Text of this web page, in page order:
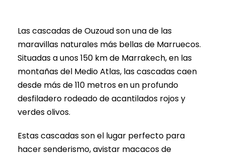
Las cascadas de Ouzoud son una de las
maravillas naturales más bellas de Marruecos.
Situadas a unos 150 km de Marrakech, en las
montañas del Medio Atlas, las cascadas caen
desde más de 110 metros en un profundo
desfiladero rodeado de acantilados rojos y
verdes olivos.
Estas cascadas son el lugar perfecto para
hacer senderismo, avistar macacos de